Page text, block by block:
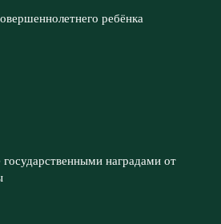
ребёнка
наградами от